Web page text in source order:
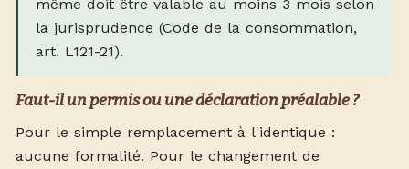
même doit être valable au moins 3 mois selon
la jurisprudence (Code de la consommation,
art. L121-21).
Faut-il un permis ou une déclaration préalable ?
Pour le simple remplacement à l'identique :
aucune formalité. Pour le changement de